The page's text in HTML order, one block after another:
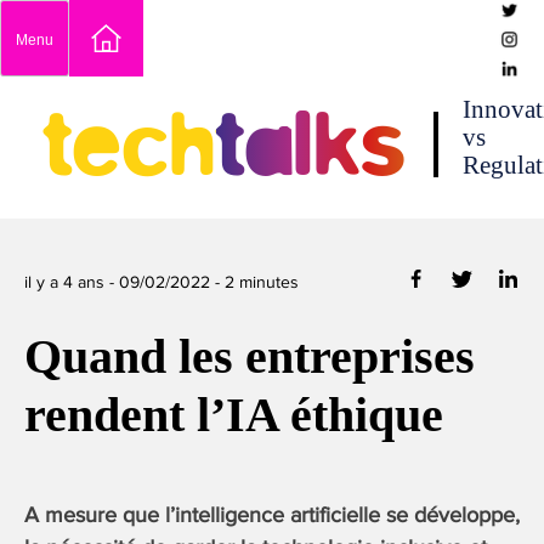
content
Menu
techtalks
vs
il y a 4 ans - 09/02/2022 - 2 minutes
Quand les entreprises
rendent l’IA éthique
A mesure que l’intelligence artificielle se développe,